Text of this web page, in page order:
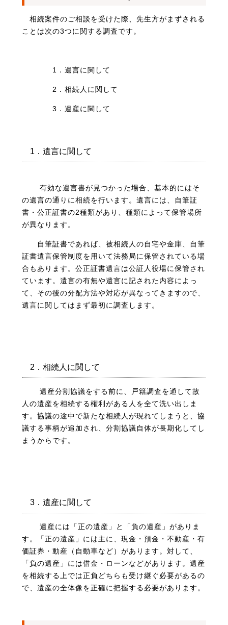
相続案件のご相談を受けた際、先生方がまずされる
ことは次の3つに関する調査です。
1． 遺言に関して
2．相続人に関して
3．遺産に関して
1．遺言に関して
有効な遺言書が見つかった場合、基本的にはそ
の遺言の通りに相続を行います。遺言には、自筆証
書・公正証書の2種類があり、種類によって保管場所
が異なります。
自筆証書であれば、被相続人の自宅や金庫、自筆
証書遺言保管制度を用いて法務局に保管されている場
合もあります。公正証書遺言は公証人役場に保管され
ています。 遺言の有無や遺言に記された内容によっ
て、その後の分配方法や対応が異なってきますので、
遺言に関してはまず最初に調査します。
2．相続人に関して
遺産分割協議をする前に、戸籍調査を通して故
人の遺産を相続する権利がある人を全て洗い出しま
す。協議の途中で新たな相続人が現れてしまうと、協
議する事柄が追加され、分割協議自体が長期化してし
まうからです。
3．遺産に関して
遺産には「正の遺産」と「負の遺産」がありま
す。「正の遺産」には主に、現金・預金・不動産・有
価証券・動産（自動車など）があります。対して、
「負の遺産」には借金・ローンなどがあります。遺産
を相続する上では正負どちらも受け継ぐ必要があるの
で、遺産の全体像を正確に把握する必要があります。